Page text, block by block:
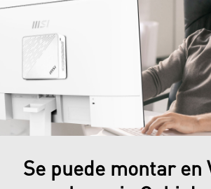
Se puede montar en